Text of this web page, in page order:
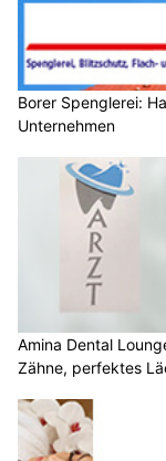
Borer Spenglerei:
Unternehmen
Amina Dental
Zähne, perfektes